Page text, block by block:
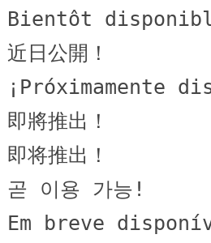
Bientôt
近日公開！
¡Próximamente
即將推出！
即将推出！
곧 이용 가능!
Em breve